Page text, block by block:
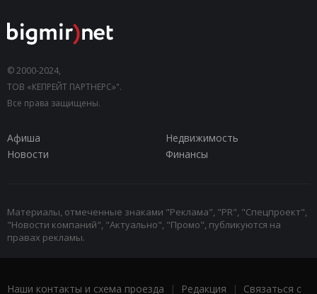
© 2000-2024,
ТОВ «КЕПРЕЙТ ПАРТНЕРС»".
Все права защищены.
Афиша
Недвижимость
Новости
Финансы
Материалы, отмеченные знаками "Реклама", "PR", "Спецпроект",
"Новости компаний", "Актуально", "Промо", публикуются на
правах рекламы.
Наши контакты и схема проезда | Редакция | Связаться с